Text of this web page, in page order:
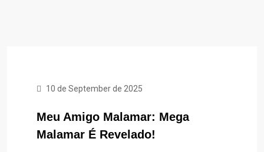
10 de September de 2025
Meu Amigo Malamar: Mega
Malamar É Revelado!